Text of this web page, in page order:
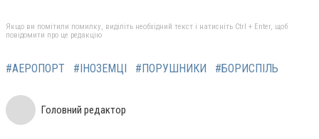
Якщо ви помітили помилку, виділіть необхідний текст і натисніть Ctrl + Enter, щоб
повідомити про це редакцію
#АЕРОПОРТ #ІНОЗЕМЦІ #ПОРУШНИКИ #БОРИСПІЛЬ
Головний редактор